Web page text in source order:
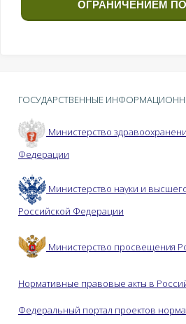
ОГРАНИЧЕНИЕМ
ГОСУДАРСТВЕННЫЕ
Министерство
Федерации
Министерство науки и
Российской Федерации
Министерство просвещения
Нормативные правовые акты в
Федеральный портал проектов